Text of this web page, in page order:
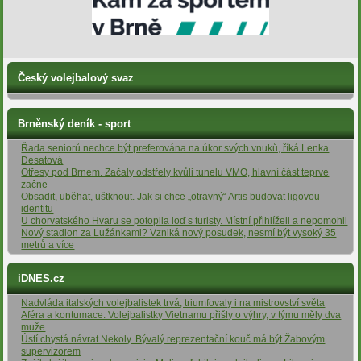
Český volejbalový svaz
Brněnský deník - sport
Řada seniorů nechce být preferována na úkor svých vnuků, říká Lenka
Desatová
Otřesy pod Brnem. Začaly odstřely kvůli tunelu VMO, hlavní část teprve
začne
Obsadit, uběhat, uštknout. Jak si chce „otravný“ Artis budovat ligovou
identitu
U chorvatského Hvaru se potopila loď s turisty. Místní přihlíželi a nepomohli
Nový stadion za Lužánkami? Vzniká nový posudek, nesmí být vysoký 35
metrů a více
iDNES.cz
Nadvláda italských volejbalistek trvá, triumfovaly i na mistrovství světa
Aféra a kontumace. Volejbalistky Vietnamu přišly o výhry, v týmu měly dva
muže
Ústí chystá návrat Nekoly. Bývalý reprezentační kouč má být Žabovým
supervizorem